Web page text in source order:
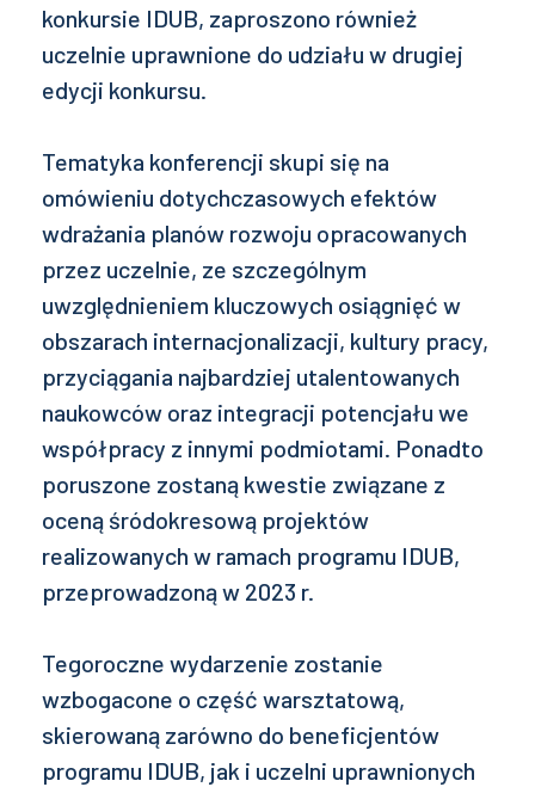
konkursie IDUB, zaproszono również
uczelnie uprawnione do udziału w drugiej
edycji konkursu.
Tematyka konferencji skupi się na
omówieniu dotychczasowych efektów
wdrażania planów rozwoju opracowanych
przez uczelnie, ze szczególnym
uwzględnieniem kluczowych osiągnięć w
obszarach internacjonalizacji, kultury pracy,
przyciągania najbardziej utalentowanych
naukowców oraz integracji potencjału we
współpracy z innymi podmiotami. Ponadto
poruszone zostaną kwestie związane z
oceną śródokresową projektów
realizowanych w ramach programu IDUB,
przeprowadzoną w 2023 r.
Tegoroczne wydarzenie zostanie
wzbogacone o część warsztatową,
skierowaną zarówno do beneficjentów
programu IDUB, jak i uczelni uprawnionych